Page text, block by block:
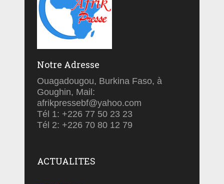
Notre Adresse
Ouagadougou, Burkina Faso, à
Goughin, Mail:
afrikpressebf@yahoo.com
Tél 1: +226 77 50 23 23
Tél 2: +226 70 80 12 79
ACTUALITES